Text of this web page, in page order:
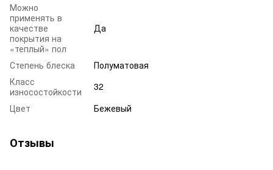
Можно
применять в
качестве
покрытия на
«теплый» пол
Да
Степень блеска
Полуматовая
Класс
износостойкости
32
Цвет
Бежевый
Отзывы